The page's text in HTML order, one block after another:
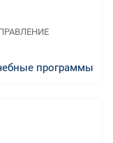
программы